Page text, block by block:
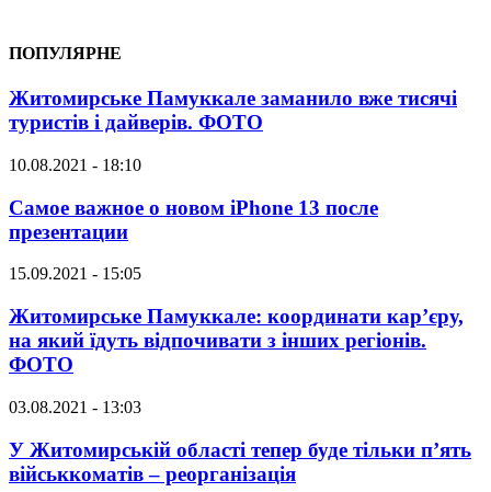
ПОПУЛЯРНЕ
Житомирське Памуккале заманило вже тисячі
туристів і дайверів. ФОТО
10.08.2021 - 18:10
Самое важное о новом iPhone 13 после
презентации
15.09.2021 - 15:05
Житомирське Памуккале: координати кар’єру,
на який їдуть відпочивати з інших регіонів.
ФОТО
03.08.2021 - 13:03
У Житомирській області тепер буде тільки п’ять
військкоматів – реорганізація